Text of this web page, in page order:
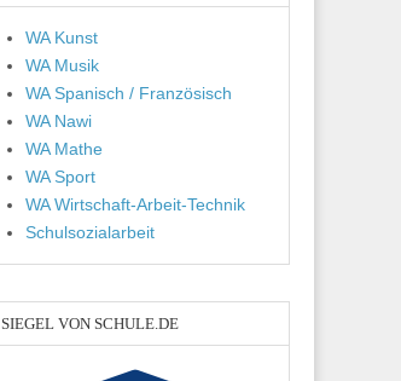
WA Kunst
WA Musik
WA Spanisch / Französisch
WA Nawi
WA Mathe
WA Sport
WA Wirtschaft-Arbeit-Technik
Schulsozialarbeit
SIEGEL VON SCHULE.DE